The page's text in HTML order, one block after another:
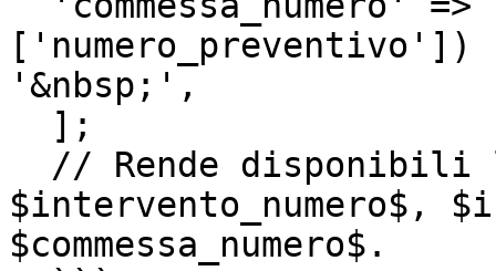
'&nbsp;',
$intervento_numero$,
$commessa_numero$.